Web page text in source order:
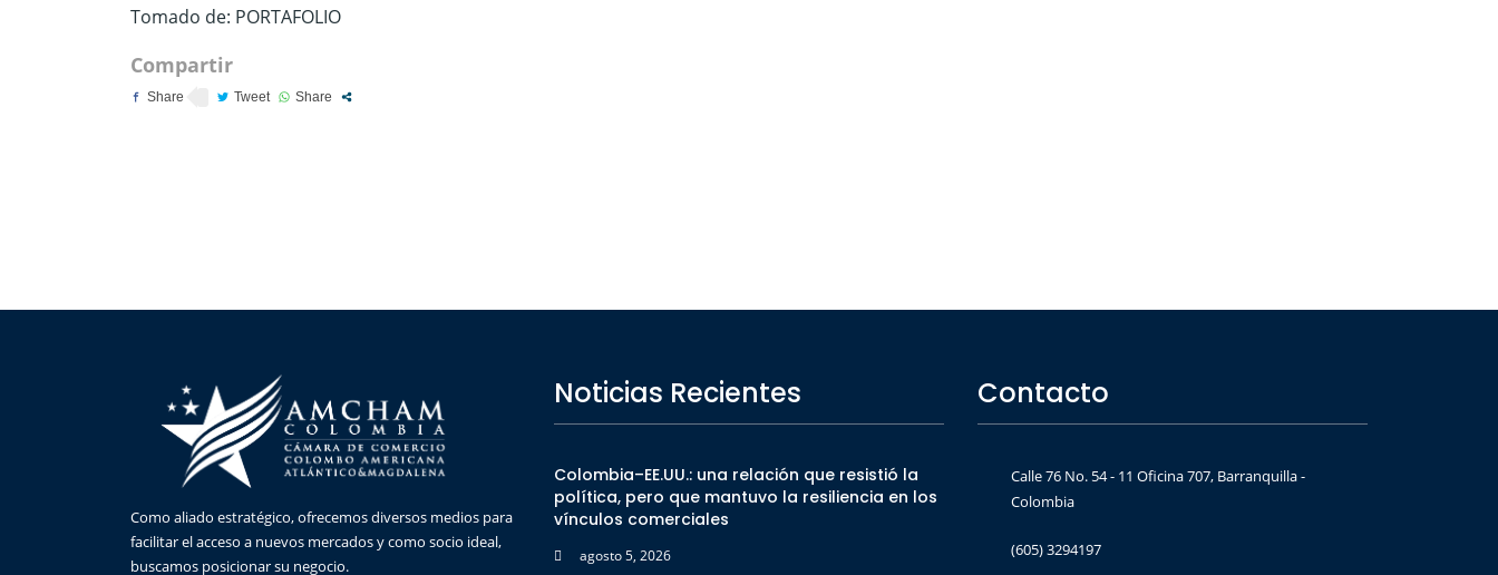
Tomado de: PORTAFOLIO
Compartir
Como aliado estratégico, ofrecemos diversos medios para
facilitar el acceso a nuevos mercados y como socio ideal,
buscamos posicionar su negocio.
Noticias Recientes
Colombia–EE.UU.: una relación que resistió la
política, pero que mantuvo la resiliencia en los
vínculos comerciales
agosto 5, 2026
Contacto
Calle 76 No. 54 - 11 Oficina 707, Barranquilla -
Colombia
(605) 3294197